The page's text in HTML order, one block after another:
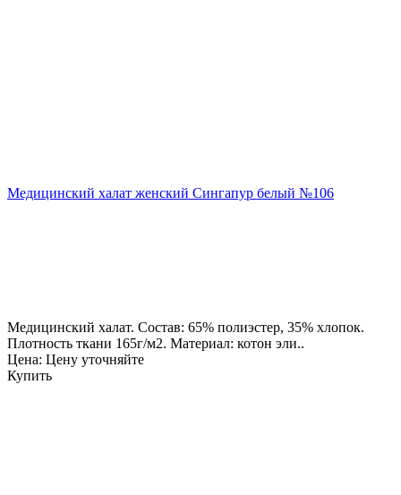
Медицинский халат женский Сингапур белый №106
Медицинский халат. Состав: 65% полиэстер, 35% хлопок.
Плотность ткани 165г/м2. Материал: котон эли..
Цена: Цену уточняйте
Купить